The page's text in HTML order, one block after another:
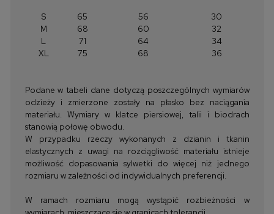
S 65 56
30
M
68 60
32
L
71 64
34
XL
75 68 36
Podane w tabeli dane dotyczą poszczególnych wymiarów
odzieży i zmierzone zostały na płasko bez naciągania
materiału. Wymiary w klatce piersiowej, talii i biodrach
stanowią połowę obwodu.
W przypadku rzeczy wykonanych z dzianin i tkanin
elastycznych z uwagi na rozciągliwość materiału istnieje
możliwość dopasowania sylwetki do więcej niż jednego
rozmiaru w zależności od indywidualnych preferencji.
W ramach rozmiaru mogą wystąpić rozbieżności w